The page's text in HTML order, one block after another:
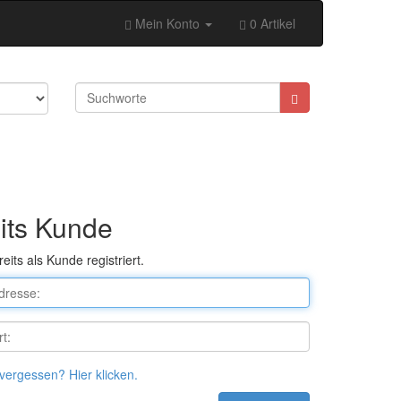
Mein Konto 0 Artikel
Kunde
als Kunde registriert.
Hier klicken.